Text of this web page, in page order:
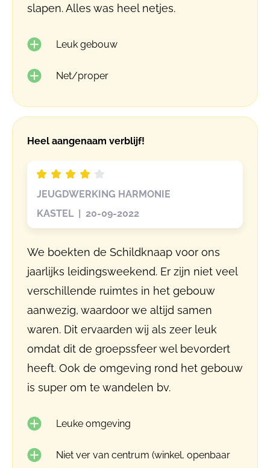
slapen. Alles was heel netjes.
Leuk gebouw
Net/proper
Heel aangenaam verblijf!
JEUGDWERKING HARMONIE
KASTEL | 20-09-2022
We boekten de Schildknaap voor ons
jaarlijks leidingsweekend. Er zijn niet veel
verschillende ruimtes in het gebouw
aanwezig, waardoor we altijd samen
waren. Dit ervaarden wij als zeer leuk
omdat dit de groepssfeer wel bevordert
heeft. Ook de omgeving rond het gebouw
is super om te wandelen bv.
Leuke omgeving
Niet ver van centrum (winkel, openbaar